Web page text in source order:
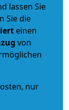
lassen Sie
Sie die
einen
von
nur